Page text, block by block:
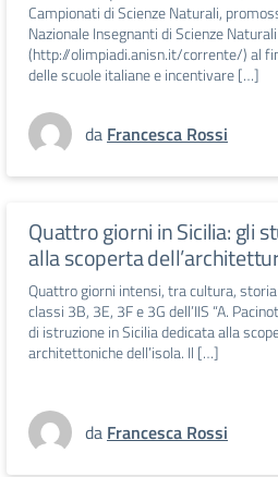
Campionati di Scienze Naturali,
Nazionale Insegnanti di Scienze Naturali
(http://olimpiadi.anisn.it/corrente/) al
delle scuole italiane e incentivare […]
da Francesca Rossi
Quattro giorni in Sicilia: gli
alla scoperta
Quattro giorni intensi, tra cultura,
classi 3B, 3E, 3F e 3G dell’IIS “A.
di istruzione in Sicilia dedicata alla
architettoniche dell’isola. Il […]
da Francesca Rossi